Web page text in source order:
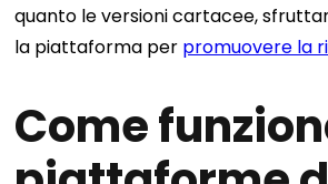
quanto le versioni cartacee,
la piattaforma per promuovere la
Come